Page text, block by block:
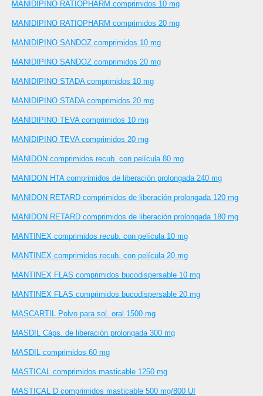
MANIDIPINO RATIOPHARM comprimidos 10 mg
MANIDIPINO RATIOPHARM comprimidos 20 mg
MANIDIPINO SANDOZ comprimidos 10 mg
MANIDIPINO SANDOZ comprimidos 20 mg
MANIDIPINO STADA comprimidos 10 mg
MANIDIPINO STADA comprimidos 20 mg
MANIDIPINO TEVA comprimidos 10 mg
MANIDIPINO TEVA comprimidos 20 mg
MANIDON comprimidos recub. con película 80 mg
MANIDON HTA comprimidos de liberación prolongada 240 mg
MANIDON RETARD comprimidos de liberación prolongada 120 mg
MANIDON RETARD comprimidos de liberación prolongada 180 mg
MANTINEX comprimidos recub. con película 10 mg
MANTINEX comprimidos recub. con película 20 mg
MANTINEX FLAS comprimidos bucodispersable 10 mg
MANTINEX FLAS comprimidos bucodispersable 20 mg
MASCARTIL Polvo para sol. oral 1500 mg
MASDIL Cáps. de liberación prolongada 300 mg
MASDIL comprimidos 60 mg
MASTICAL comprimidos masticable 1250 mg
MASTICAL D comprimidos masticable 500 mg/800 UI